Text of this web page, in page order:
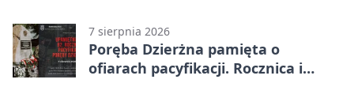
7 sierpnia 2026
Poręba Dzierżna pamięta o
ofiarach pacyfikacji. Rocznica i